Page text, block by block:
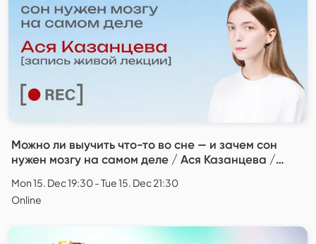
Можно ли выучить что-то во сне — и зачем сон
нужен мозгу на самом деле / Ася Казанцева /
Mon 15. Dec 19:30 - Tue 15. Dec 21:30
Online